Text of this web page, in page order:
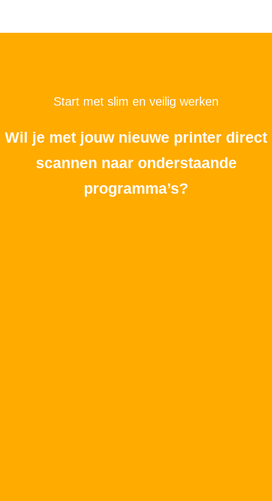
Start met slim en veilig werken
Wil je met jouw nieuwe printer direct
scannen naar onderstaande
programma’s?